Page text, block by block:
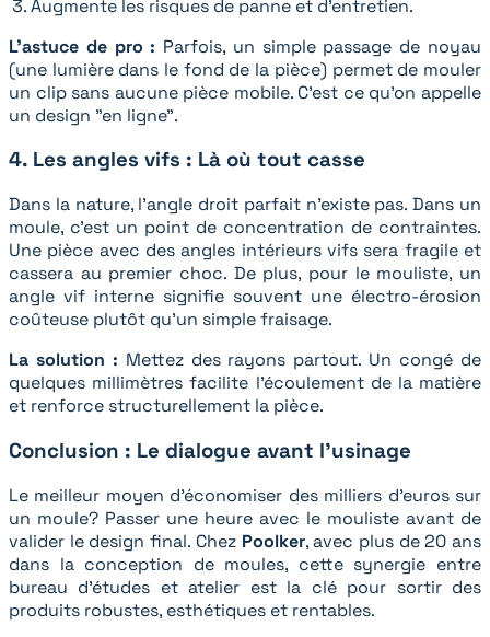
Augmente les risques de panne et d'entretien.
L'astuce de pro : Parfois, un simple passage de noyau
(une lumière dans le fond de la pièce) permet de mouler
un clip sans aucune pièce mobile. C'est ce qu'on appelle
un design "en ligne".
4. Les angles vifs : Là où tout casse
Dans la nature, l'angle droit parfait n'existe pas. Dans un
moule, c'est un point de concentration de contraintes.
Une pièce avec des angles intérieurs vifs sera fragile et
cassera au premier choc. De plus, pour le mouliste, un
angle vif interne signifie souvent une électro-érosion
coûteuse plutôt qu'un simple fraisage.
La solution : Mettez des rayons partout. Un congé de
quelques millimètres facilite l'écoulement de la matière
et renforce structurellement la pièce.
Conclusion : Le dialogue avant l'usinage
Le meilleur moyen d'économiser des milliers d'euros sur
un moule? Passer une heure avec le mouliste avant de
valider le design final. Chez Poolker, avec plus de 20 ans
dans la conception de moules, cette synergie entre
bureau d'études et atelier est la clé pour sortir des
produits robustes, esthétiques et rentables.